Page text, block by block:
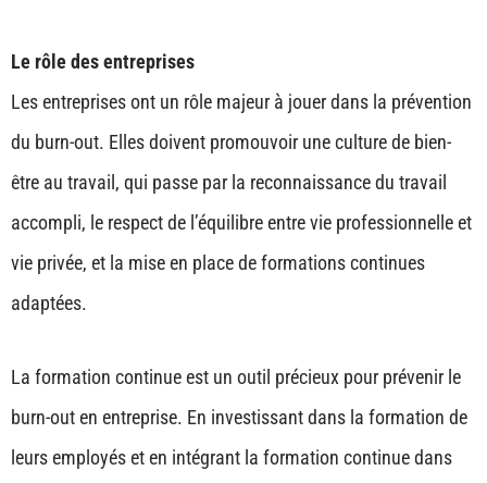
Le rôle des entreprises
Les entreprises ont un rôle majeur à jouer dans la prévention
du burn-out. Elles doivent promouvoir une culture de bien-
être au travail, qui passe par la reconnaissance du travail
accompli, le respect de l’équilibre entre vie professionnelle et
vie privée, et la mise en place de formations continues
adaptées.
La formation continue est un outil précieux pour prévenir le
burn-out en entreprise. En investissant dans la formation de
leurs employés et en intégrant la formation continue dans